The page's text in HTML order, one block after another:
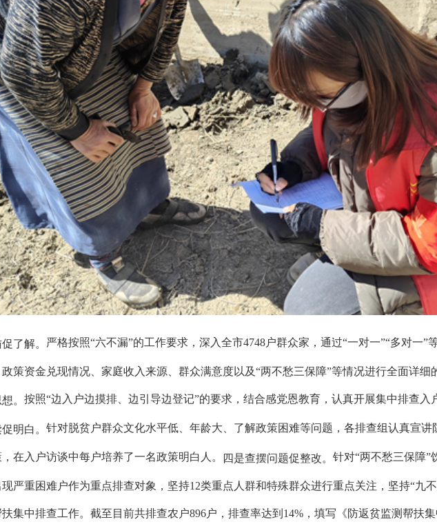
了解。 严格按照“六不漏”的工作要求，深入全市4748户群众家，通过“一对一”“多对一
策资金兑现情况、家庭收入来源、群众满意度以及“两不愁三保障”等情况进行全面详细
。 按照“边入户边摸排、边引导边登记”的要求，结合感党恩教育，认真开展集中排查
明白。 针对脱贫户群众文化水平低、年龄大、了解政策困难等问题，各排查组认真宣讲
在入户访谈中每户培养了一名政策明白人。 四是查摆问题促整改。 针对“两不愁三保障”
严重困难户作为重点排查对象，坚持12类重点人群和特殊群众进行重点关注，坚持“九
集中排查工作。截至目前共排查农户896户，排查率达到14%，填写《防返贫监测帮扶集